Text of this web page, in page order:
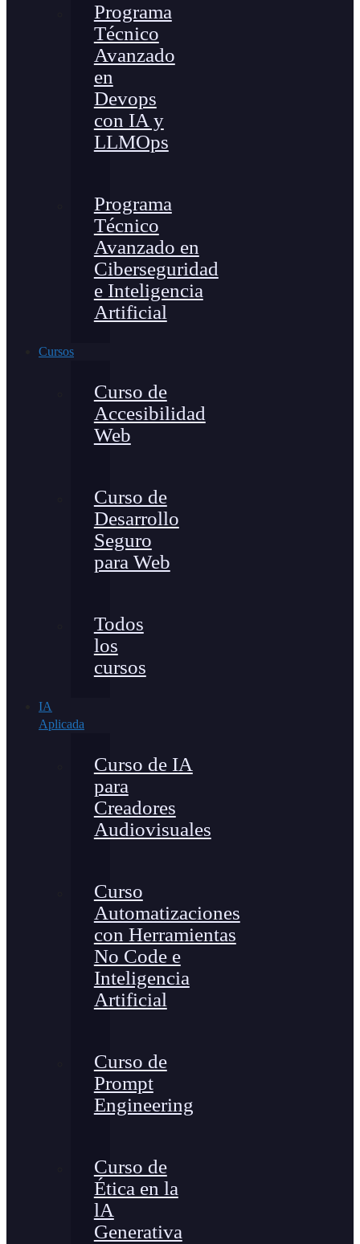
Programa
Técnico
Avanzado
en
Devops
con IA y
LLMOps
Programa
Técnico
Avanzado en
Ciberseguridad
e Inteligencia
Artificial
Cursos
Curso de
Accesibilidad
Web
Curso de
Desarrollo
Seguro
para Web
Todos
los
cursos
IA
Aplicada
Curso de IA
para
Creadores
Audiovisuales
Curso
Automatizaciones
con Herramientas
No Code e
Inteligencia
Artificial
Curso de
Prompt
Engineering
Curso de
Ética en la
lA
Generativa